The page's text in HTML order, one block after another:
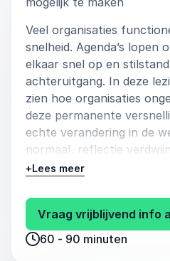
Veel organisaties
snelheid. Agenda’s lopen
elkaar snel op en
achteruitgang. In deze
zien hoe organisaties
deze permanente
echte verandering in de
normaal, reflectie
oppervlakkig.
gedachtegoed van
maakt hij duidelijk dat
tempo kent. Duurzame
+Lees meer
Vraag vrijblijvend info
60 - 90 minuten